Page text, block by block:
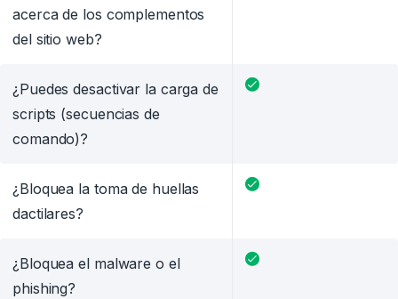
acerca de los complementos
del sitio web?
¿Puedes desactivar la carga de
scripts (secuencias de
comando)?
¿Bloquea la toma de huellas
dactilares?
¿Bloquea el malware o el
phishing?